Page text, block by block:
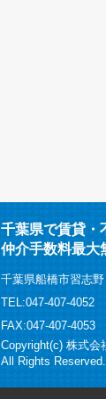
千葉県で賃貸・
仲介手数料最大
千葉県船橋市習志
TEL:047-407-4052
FAX:047-407-4053
Copyright(c) 株式会
All Rights Reserved.